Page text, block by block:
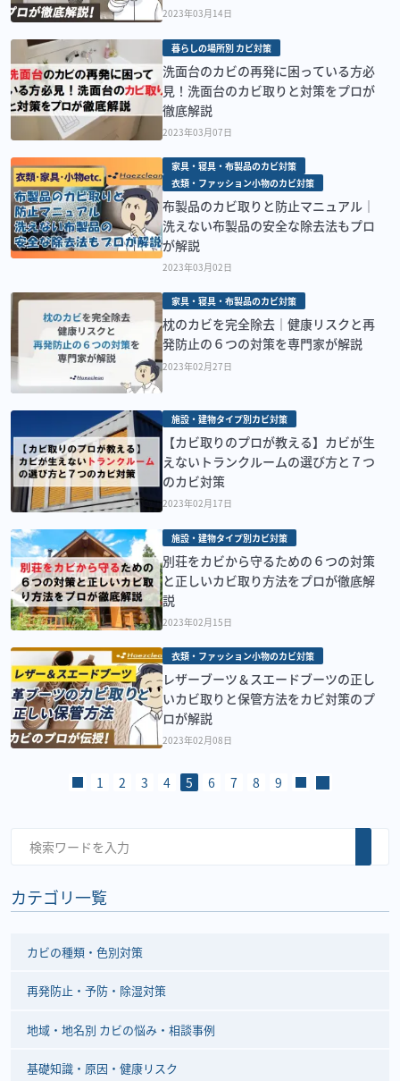
2023年03月14日
暮らしの場所別 カビ対策
洗面台のカビの再発に困っている方必
見！洗面台のカビ取りと対策をプロが
徹底解説
2023年03月07日
家具・寝具・布製品のカビ対策
衣類・ファッション小物のカビ対策
布製品のカビ取りと防止マニュアル｜
洗えない布製品の安全な除去法もプロ
が解説
2023年03月02日
家具・寝具・布製品のカビ対策
枕のカビを完全除去｜健康リスクと再
発防止の６つの対策を専門家が解説
2023年02月27日
施設・建物タイプ別カビ対策
【カビ取りのプロが教える】カビが生
えないトランクルームの選び方と７つ
のカビ対策
2023年02月17日
施設・建物タイプ別カビ対策
別荘をカビから守るための６つの対策
と正しいカビ取り方法をプロが徹底解
説
2023年02月15日
衣類・ファッション小物のカビ対策
レザーブーツ＆スエードブーツの正し
いカビ取りと保管方法をカビ対策のプ
ロが解説
2023年02月08日
1 2 3 4 5 6 7 8 9
カテゴリ一覧
カビの種類・色別対策
再発防止・予防・除湿対策
地域・地名別 カビの悩み・相談事例
基礎知識・原因・健康リスク